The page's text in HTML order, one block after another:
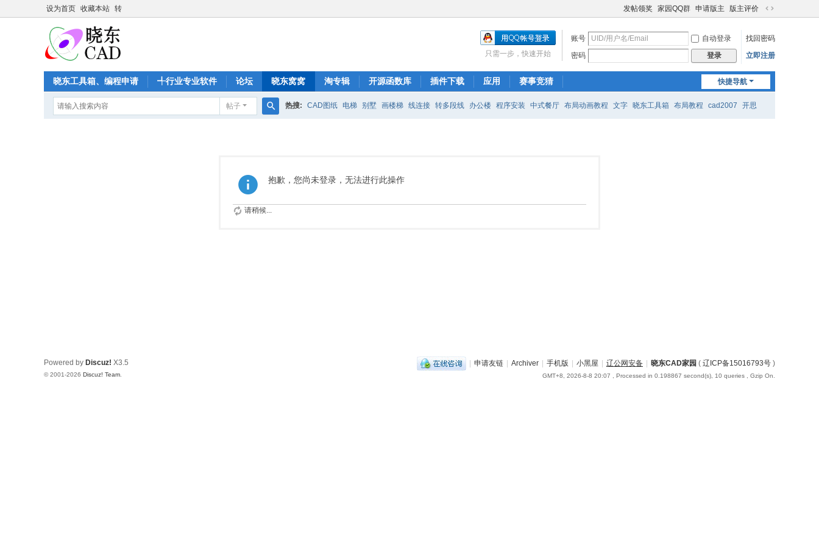
设为首页 收藏本站 转 发帖领奖 家园QQ群 申请版主 版主评价
切
到
宽
账号 自动登录
找回密码
密码
登录 立即注册
只需一步，快速开始
快捷导航
晓东工具箱、编程申请 ╃行业专业软件 论坛 晓东窝窝 淘专辑 开源函数库 插件下载 应用 赛事竞猜
帖子 热搜: CAD图纸 电梯 别墅 画楼梯 线连接 转多段线 办公楼 程序安装 中式餐厅 布局动画教程 文字 晓东工具箱 布局教程 cad2007 开思
抱歉，您尚未登录，无法进行此操作
请稍候...
| 申请友链 | Archiver | 手机版 | 小黑屋 | 辽公网安备 | 晓东CAD家园 ( 辽ICP备15016793号 )
GMT+8, 2026-8-8 20:07 , Processed in 0.198867 second(s), 10 queries , Gzip On.
Powered by Discuz! X3.5
© 2001-2026 Discuz! Team